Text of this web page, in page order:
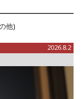
他)
2026.8.2